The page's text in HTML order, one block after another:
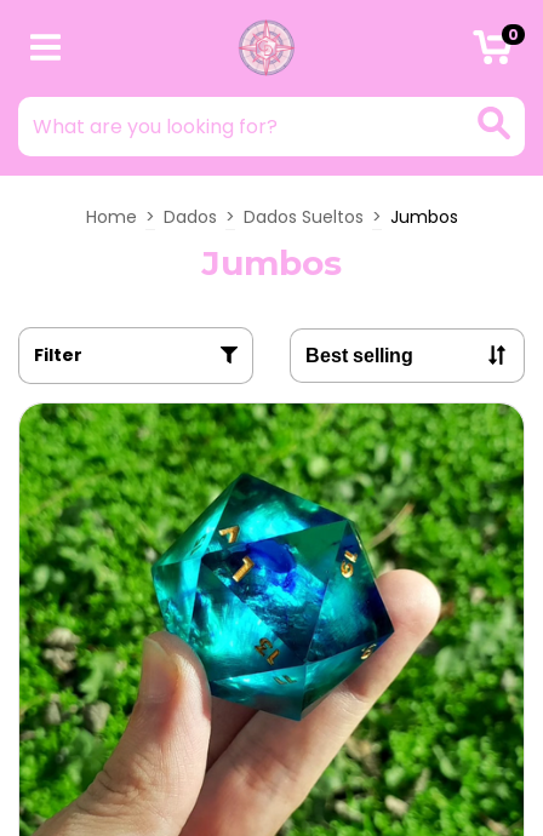
0
Home > Dados > Dados Sueltos > Jumbos
Jumbos
Filter